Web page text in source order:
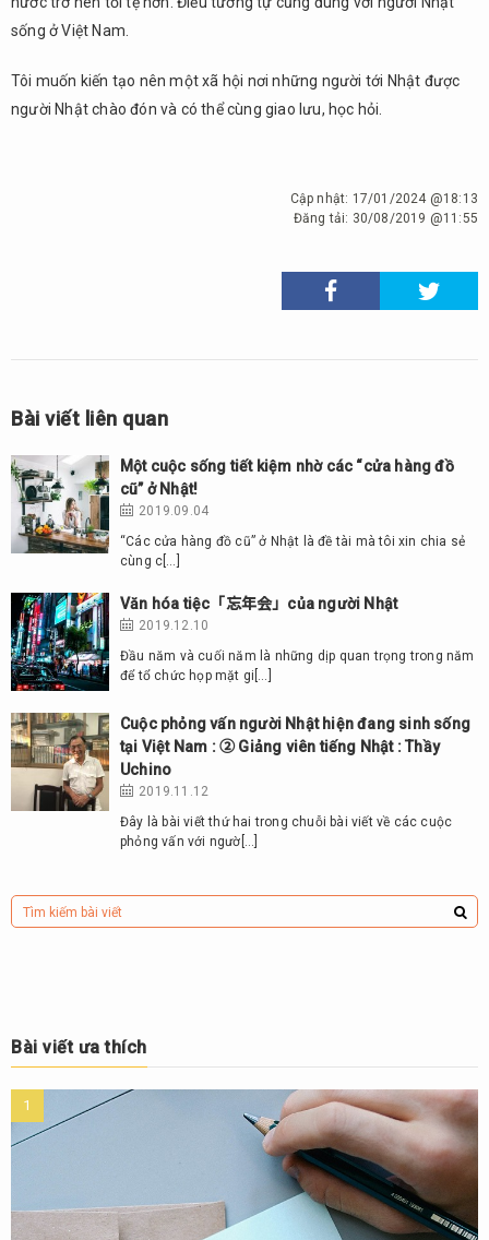
sống ở Việt Nam.
Tôi muốn kiến tạo nên một xã hội nơi những người tới Nhật được
người Nhật chào đón và có thể cùng giao lưu, học hỏi.
Cập nhật: 17/01/2024 @18:13
Đăng tải: 30/08/2019 @11:55
Bài viết liên quan
Một cuộc sống tiết kiệm nhờ các “cửa hàng đồ
cũ” ở Nhật!
2019.09.04
“Các cửa hàng đồ cũ” ở Nhật là đề tài mà tôi xin chia sẻ
cùng c[…]
Văn hóa tiệc「忘年会」của người Nhật
2019.12.10
Đầu năm và cuối năm là những dịp quan trọng trong năm
để tổ chức họp mặt gi[…]
Cuộc phỏng vấn người Nhật hiện đang sinh sống
tại Việt Nam : ② Giảng viên tiếng Nhật : Thầy
Uchino
2019.11.12
Đây là bài viết thứ hai trong chuỗi bài viết về các cuộc
phỏng vấn với ngườ[…]
Bài viết ưa thích